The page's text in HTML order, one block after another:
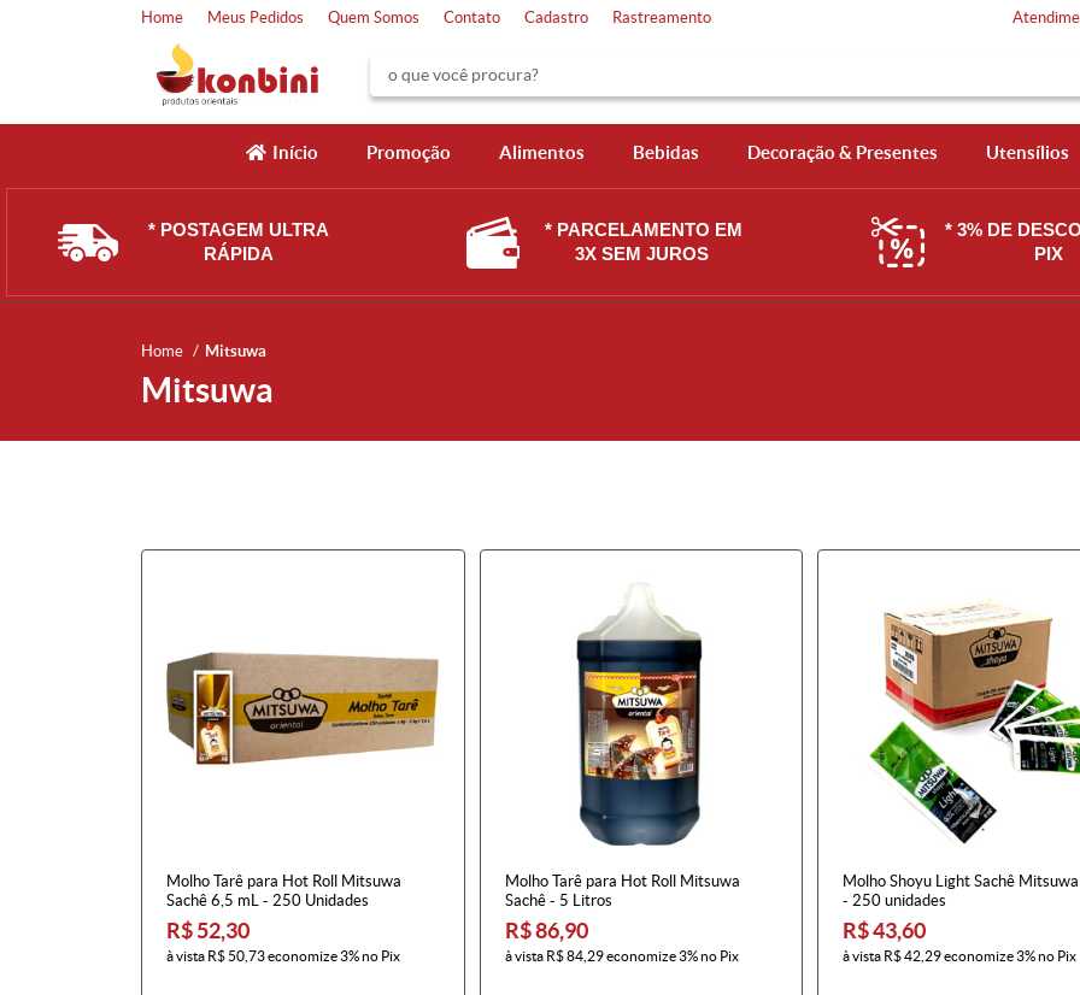
Home Meus Pedidos Quem Somos Contato Cadastro Rastreamento
Início Promoção Alimentos Bebidas Decoração & Presentes Utensílios
* POSTAGEM ULTRA
RÁPIDA
* PARCELAMENTO EM
3X SEM JUROS
* 3% DE
PIX
Home Mitsuwa
Mitsuwa
Molho Tarê para Hot Roll Mitsuwa
Sachê 6,5 mL - 250 Unidades
R$ 52,30
à vista R$ 50,73economize3%no Pix
Molho Tarê para Hot Roll Mitsuwa
Sachê - 5 Litros
R$ 86,90
à vista R$ 84,29economize3%no Pix
Molho Shoyu Light Sachê
- 250 unidades
R$ 43,60
à vista R$ 42,29economize3%no Pix